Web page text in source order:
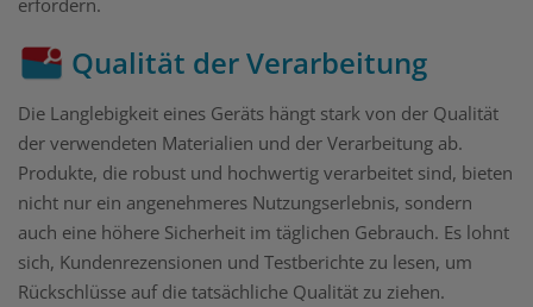
erfordern.
Qualität der Verarbeitung
Die Langlebigkeit eines Geräts hängt stark von der Qualität
der verwendeten Materialien und der Verarbeitung ab.
Produkte, die robust und hochwertig verarbeitet sind, bieten
nicht nur ein angenehmeres Nutzungserlebnis, sondern
auch eine höhere Sicherheit im täglichen Gebrauch. Es lohnt
sich, Kundenrezensionen und Testberichte zu lesen, um
Rückschlüsse auf die tatsächliche Qualität zu ziehen.